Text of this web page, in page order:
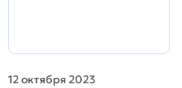
12 октября 2023